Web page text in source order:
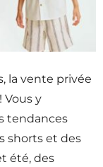
la vente privée
y
tendances
shorts et des
été, des